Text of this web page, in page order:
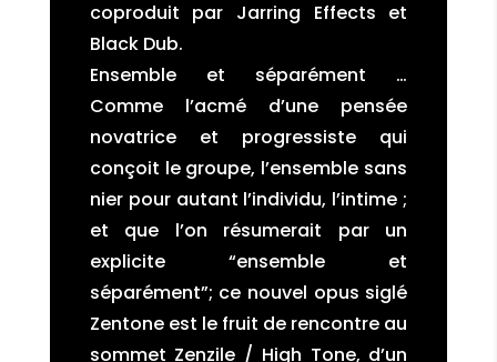
coproduit par Jarring Effects et
Black Dub.
Ensemble et séparément …
Comme l’acmé d’une pensée
novatrice et progressiste qui
conçoit le groupe, l’ensemble sans
nier pour autant l’individu, l’intime ;
et que l’on résumerait par un
explicite “ensemble et
séparément”; ce nouvel opus siglé
Zentone est le fruit de rencontre au
sommet Zenzile / High Tone, d’un